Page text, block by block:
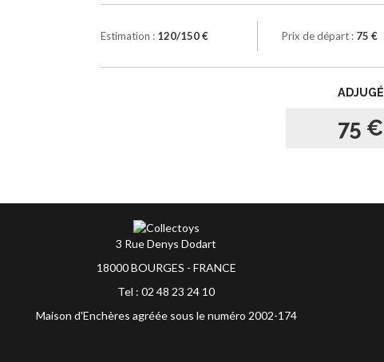
Estimation : 120/150 € Prix de départ : 75 €
ADJUGÉ
75 €
3 Rue Denys Dodart
18000 BOURGES - FRANCE
Tel : 02 48 23 24 10
Maison d'Enchères agréée sous le numéro 2002-174